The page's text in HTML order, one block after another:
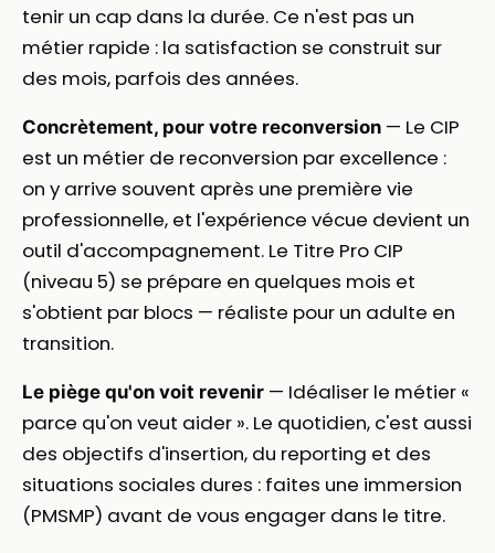
tenir un cap dans la durée. Ce n'est pas un
métier rapide : la satisfaction se construit sur
des mois, parfois des années.
Concrètement, pour votre reconversion — Le CIP
est un métier de reconversion par excellence :
on y arrive souvent après une première vie
professionnelle, et l'expérience vécue devient un
outil d'accompagnement. Le Titre Pro CIP
(niveau 5) se prépare en quelques mois et
s'obtient par blocs — réaliste pour un adulte en
transition.
Le piège qu'on voit revenir — Idéaliser le métier «
parce qu'on veut aider ». Le quotidien, c'est aussi
des objectifs d'insertion, du reporting et des
situations sociales dures : faites une immersion
(PMSMP) avant de vous engager dans le titre.